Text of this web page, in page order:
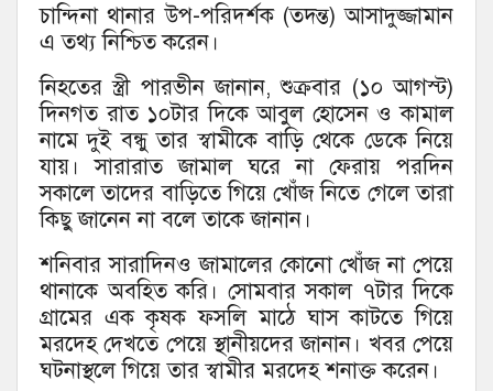
চান্দিনা থানার উপ-পরিদর্শক (তদন্ত) আসাদুজ্জামান
এ তথ্য নিশ্চিত করেন।
নিহতের স্ত্রী পারভীন জানান, শুক্রবার (১০ আগস্ট)
দিনগত রাত ১০টার দিকে আবুল হোসেন ও কামাল
নামে দুই বন্ধু তার স্বামীকে বাড়ি থেকে ডেকে নিয়ে
যায়। সারারাত জামাল ঘরে না ফেরায় পরদিন
সকালে তাদের বাড়িতে গিয়ে খোঁজ নিতে গেলে তারা
কিছু জানেন না বলে তাকে জানান।
শনিবার সারাদিনও জামালের কোনো খোঁজ না পেয়ে
থানাকে অবহিত করি। সোমবার সকাল ৭টার দিকে
গ্রামের এক কৃষক ফসলি মাঠে ঘাস কাটতে গিয়ে
মরদেহ দেখতে পেয়ে স্থানীয়দের জানান। খবর পেয়ে
ঘটনাস্থলে গিয়ে তার স্বামীর মরদেহ শনাক্ত করেন।